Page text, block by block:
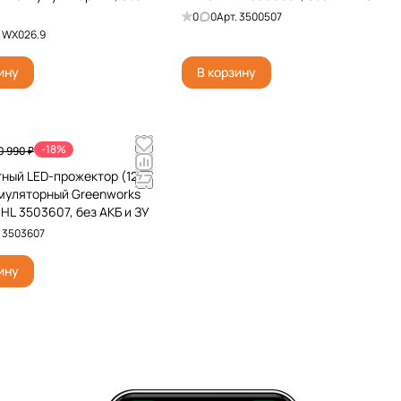
WX026.9
0 0Арт.3500507
В корзину
990 ₽ -18%
LED-прожектор (1200
Greenworks
3503607, без АКБ и ЗУ
3503607